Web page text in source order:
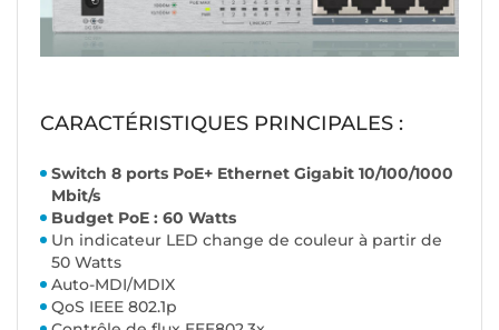
CARACTÉRISTIQUES PRINCIPALES :
Switch 8 ports PoE+ Ethernet Gigabit 10/100/1000
Mbit/s
Budget PoE : 60 Watts
Un indicateur LED change de couleur à partir de
50 Watts
Auto-MDI/MDIX
QoS IEEE 802.1p